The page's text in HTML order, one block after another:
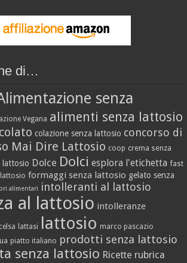
di…
senza
Vegana alimenti senza lattosio
colazione senza lattosio concorso di
Mai Dire Lattosio coop crema senza
lattosio Dolce Dolci esplora l'etichetta fast
formaggi senza lattosio gelato senza
alimentari intolleranti al lattosio
al lattosio intolleranze
lattasi lattosio marco pascazio
piatto italiano prodotti senza lattosio
senza lattosio Ricette rubrica